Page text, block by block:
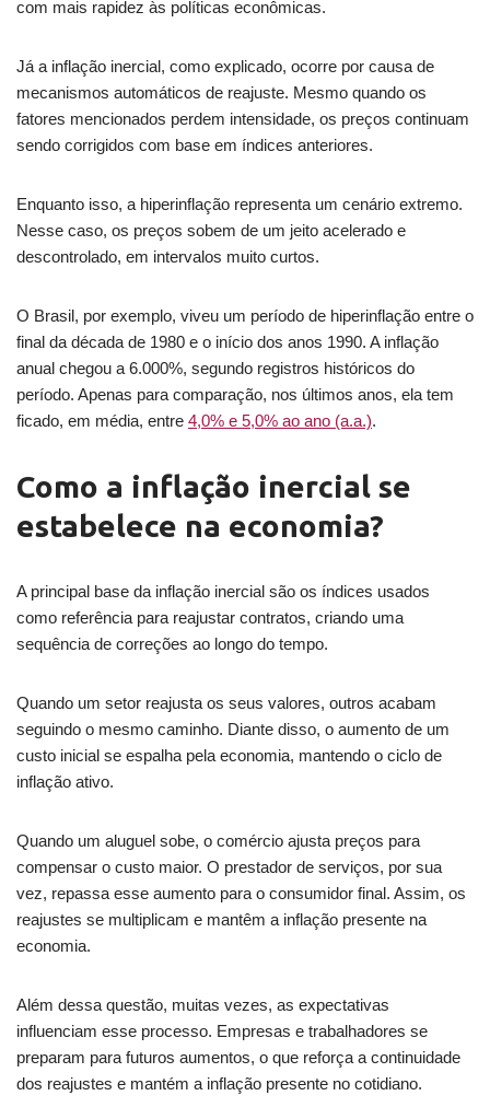
com mais rapidez às políticas econômicas.
Já a inflação inercial, como explicado, ocorre por causa de
mecanismos automáticos de reajuste. Mesmo quando os
fatores mencionados perdem intensidade, os preços continuam
sendo corrigidos com base em índices anteriores.
Enquanto isso, a hiperinflação representa um cenário extremo.
Nesse caso, os preços sobem de um jeito acelerado e
descontrolado, em intervalos muito curtos.
O Brasil, por exemplo, viveu um período de hiperinflação entre o
final da década de 1980 e o início dos anos 1990. A inflação
anual chegou a 6.000%, segundo registros históricos do
período. Apenas para comparação, nos últimos anos, ela tem
ficado, em média, entre 4,0% e 5,0% ao ano (a.a.).
Como a inflação inercial se
estabelece na economia?
A principal base da inflação inercial são os índices usados
como referência para reajustar contratos, criando uma
sequência de correções ao longo do tempo.
Quando um setor reajusta os seus valores, outros acabam
seguindo o mesmo caminho. Diante disso, o aumento de um
custo inicial se espalha pela economia, mantendo o ciclo de
inflação ativo.
Quando um aluguel sobe, o comércio ajusta preços para
compensar o custo maior. O prestador de serviços, por sua
vez, repassa esse aumento para o consumidor final. Assim, os
reajustes se multiplicam e mantêm a inflação presente na
economia.
Além dessa questão, muitas vezes, as expectativas
influenciam esse processo. Empresas e trabalhadores se
preparam para futuros aumentos, o que reforça a continuidade
dos reajustes e mantém a inflação presente no cotidiano.